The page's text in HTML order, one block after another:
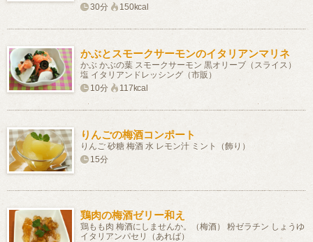
30分
150kcal
かぶとスモークサーモンのイタリアンマリネ
かぶ かぶの葉 スモークサーモン 黒オリーブ（スライス）
塩 イタリアンドレッシング（市販）
10分
117kcal
りんごの梅酒コンポート
りんご 砂糖 梅酒 水 レモン汁 ミント（飾り）
15分
鶏肉の梅酒ゼリー和え
鶏もも肉 梅酒にしませんか。（梅酒） 粉ゼラチン しょうゆ
イタリアンパセリ（あれば）